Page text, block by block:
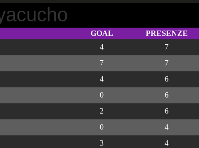
GOAL PRESENZE
4 7
7 7
4 6
0 6
2 6
0 4
3 4